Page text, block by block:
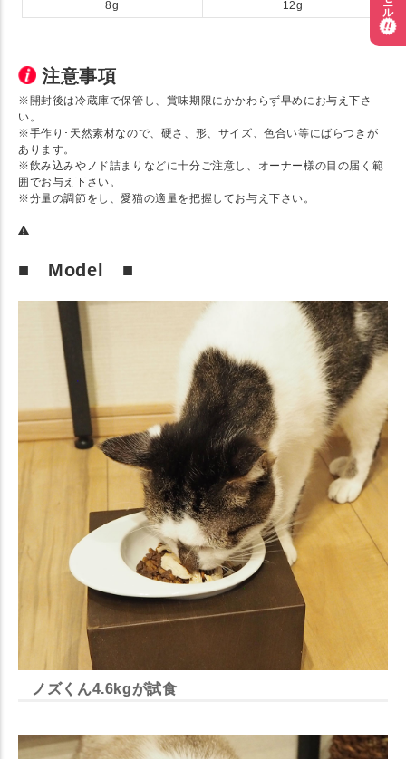
8g
12g
注意事項
※開封後は冷蔵庫で保管し、賞味期限にかかわらず早めにお与え下さ
い。
※手作り･天然素材なので、硬さ、形、サイズ、色合い等にばらつきが
あります。
※飲み込みやノド詰まりなどに十分ご注意し、オーナー様の目の届く範
囲でお与え下さい。
※分量の調節をし、愛猫の適量を把握してお与え下さい。
■ Model ■
ノズくん4.6kgが試食